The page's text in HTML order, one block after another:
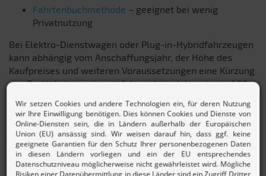
Fahrtenbuchmethode – geeignet bei wenig
Privatnutzung
Bei Elektro-Dienstwagen oder Plug-in-Hybridfahrzeugen
kann abhängig vom Anschaffungsjahr, der Höhe des
Kaufpreises und weiteren Voraussetzungen eine Kürzung
des Bruttolistenpreises erfolgen, beispielsweise auf 50
Umweltprämie findet dabei nicht mehr statt. Die vom
Arbeitgeber gewährten Vorteile für das elektrische
Aufladen der Fahrzeuge etwa auf dem Betriebsgelände
sind für Arbeitnehmer:innen steuerfrei.